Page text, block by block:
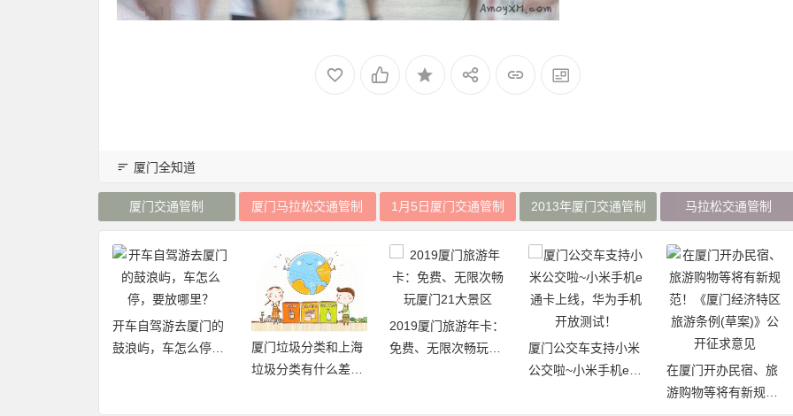
厦门全知道
厦门交通管制 厦门马拉松交通管制 1月5日厦门交通管制 2013年厦门交通管制 马拉松交通管制
开车自驾游去厦门的
鼓浪屿，车怎么停，
厦门垃圾分类和上海
垃圾分类有什么差异
2019厦门旅游年卡：
免费、无限次畅玩厦
厦门公交车支持小米
公交啦~小米手机e通
在厦门开办民宿、旅
游购物等将有新规